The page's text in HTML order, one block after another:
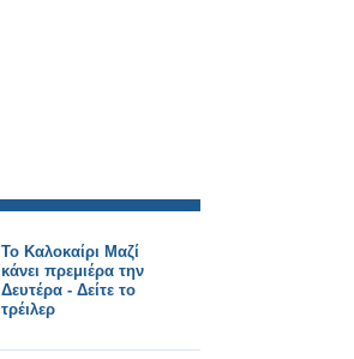
Το Καλοκαίρι Μαζί
κάνει πρεμιέρα την
Δευτέρα - Δείτε το
τρέιλερ